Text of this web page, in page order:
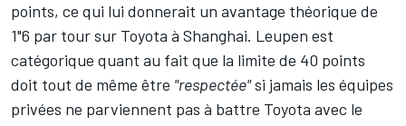
points, ce qui lui donnerait un avantage théorique de
1"6 par tour sur Toyota à Shanghai. Leupen est
catégorique quant au fait que la limite de 40 points
doit tout de même être "respectée"si jamais les équipes
privées ne parviennent pas à battre Toyota avec le